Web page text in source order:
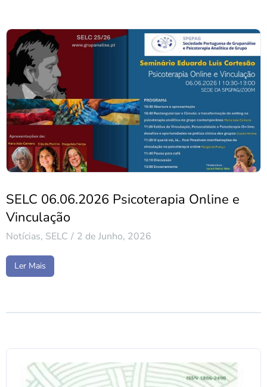
SELC 06.06.2026 Psicoterapia Online e
Vinculação
Notícias, SELC 2 de Junho, 2026
Ler Mais